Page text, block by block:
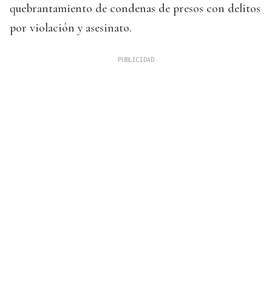
quebrantamiento de condenas de presos con delitos
por violación y asesinato.